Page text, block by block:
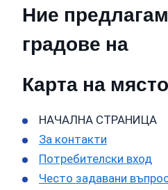
Ние
градове на
Карта на
НАЧАЛНА СТРАНИЦА
За контакти
Потребителски вход
Често задавани